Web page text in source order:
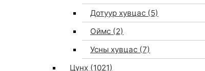
Дотуур хувцас (5)
Оймс (2)
Усны хувцас (7)
Цүнх (1021)